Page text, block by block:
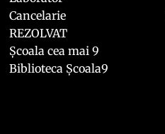
Cancelarie
REZOLVAT
Școala cea mai 9
Biblioteca Școala9